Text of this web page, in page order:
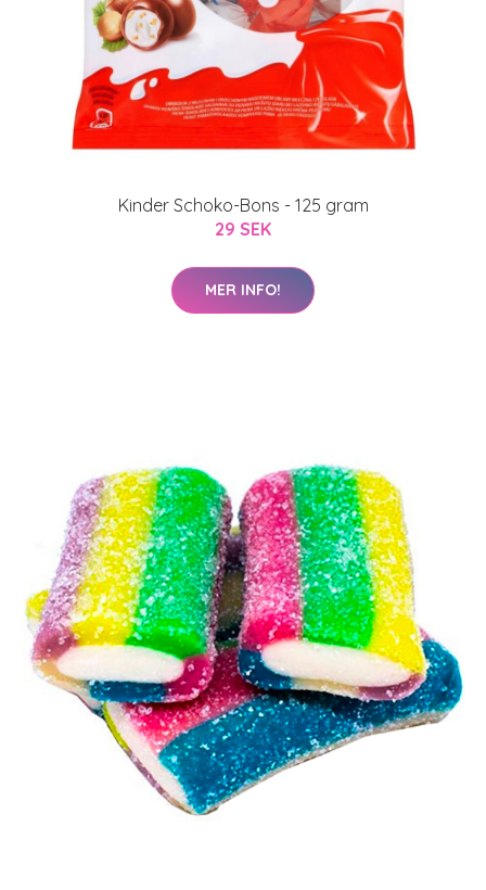
Kinder Schoko-Bons - 125 gram
29 SEK
MER INFO!